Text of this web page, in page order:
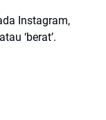
Instagram,
‘berat’.